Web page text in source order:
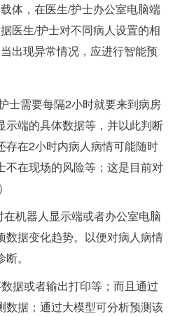
体，在医生/护士办公室电脑端
医生/护士对不同病人设置的相
出现异常情况，应进行智能预
士需要每隔2小时就要来到病房
示端的具体数据等，并以此判断
存在2小时内病人病情可能随时
不在现场的风险等；这是目前对
在机器人显示端或者办公室电脑
数据变化趋势。以便对病人病情
。
数据或者输出打印等；而且通过
数据；通过大模型可分析预测该